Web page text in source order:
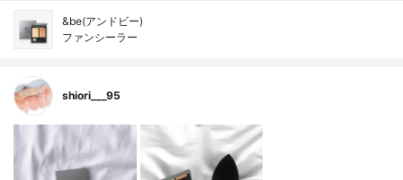
&be(アンドビー)
ファンシーラー
shiori___95